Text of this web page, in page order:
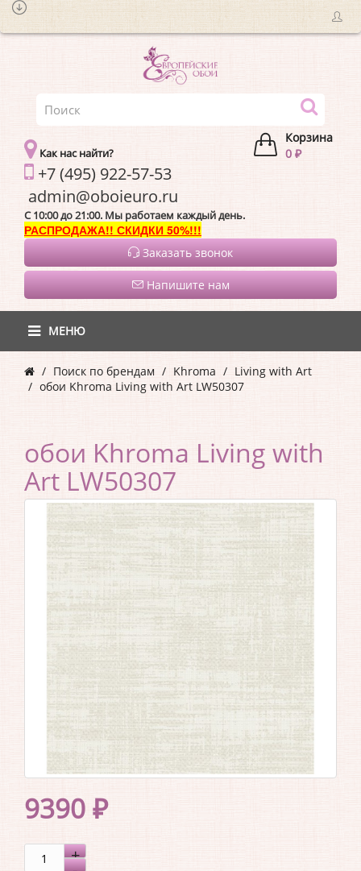
Корзина
0 ₽
Как нас найти?
+7 (495) 922-57-53
C 10:00 до 21:00. Мы работаем каждый день.
РАСПРОДАЖА!! СКИДКИ 50%!!!
Заказать звонок
Напишите нам
МЕНЮ
Поиск по брендам Khroma
Living with Art
обои Khroma Living with Art LW50307
обои Khroma Living with
Art LW50307
9390 ₽